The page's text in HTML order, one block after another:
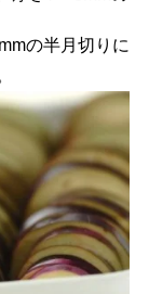
の半月切りに